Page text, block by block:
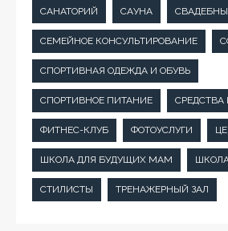
САНАТОРИЙ САУНА
СЕМЕЙНОЕ КОНСУЛЬТИРОВАНИЕ
СПОРТИВНАЯ ОДЕЖДА И ОБУВЬ
СПОРТИВНОЕ ПИТАНИЕ СРЕДСТВА
ФИТНЕС-КЛУБ ФОТОУСЛУГИ
ШКОЛА ДЛЯ БУДУЩИХ МАМ
СТИЛИСТЫ ТРЕНАЖЕРНЫЙ ЗАЛ